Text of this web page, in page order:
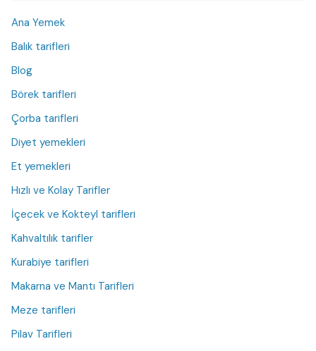
Ana Yemek
Balık tarifleri
Blog
Börek tarifleri
Çorba tarifleri
Diyet yemekleri
Et yemekleri
Hızlı ve Kolay Tarifler
İçecek ve Kokteyl tarifleri
Kahvaltılık tarifler
Kurabiye tarifleri
Makarna ve Mantı Tarifleri
Meze tarifleri
Pilav Tarifleri